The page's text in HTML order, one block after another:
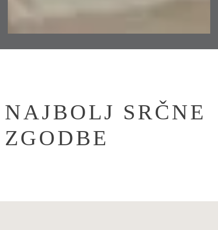
NAJBOLJ SRČNE
ZGODBE